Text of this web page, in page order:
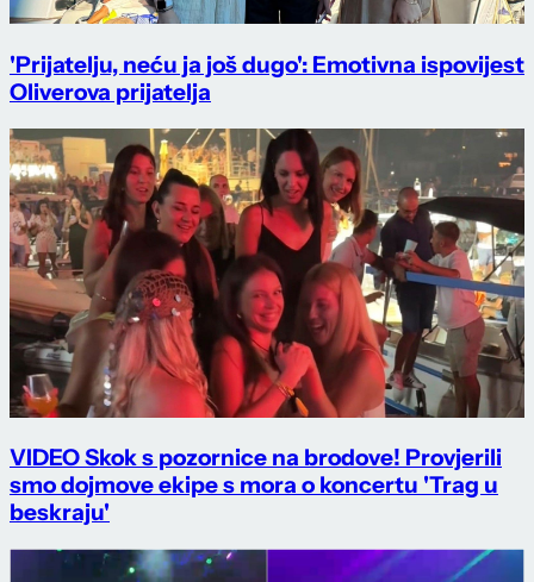
'Prijatelju, neću ja još dugo': Emotivna ispovijest
Oliverova prijatelja
VIDEO Skok s pozornice na brodove! Provjerili
smo dojmove ekipe s mora o koncertu 'Trag u
beskraju'